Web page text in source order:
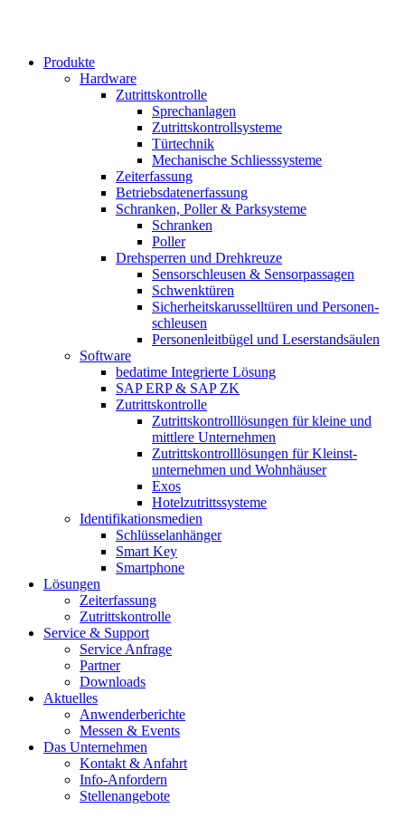
Produkte
Hardware
Zutrittskontrolle
Sprechanlagen
Zutrittskontrollsysteme
Türtechnik
Mechanische Schliesssysteme
Zeiterfassung
Betriebsdaten­erfassung
Schranken, Poller & Parksysteme
Schranken
Poller
Drehsperren und Drehkreuze
Sensorschleusen & Sensorpassagen
Schwenktüren
Sicherheits­karussell­türen und Personen­
schleusen
Personenleitbügel und Leserstandsäulen
Software
bedatime Integrierte Lösung
SAP ERP & SAP ZK
Zutrittskontrolle
Zutrittskontroll­lösungen für kleine und
mittlere Unternehmen
Zutrittskontroll­lösungen für Kleinst­
unternehmen und Wohnhäuser
Exos
Hotelzutrittssysteme
Identifikations­medien
Schlüsselanhänger
Smart Key
Smartphone
Lösungen
Zeiterfassung
Zutrittskontrolle
Service & Support
Service Anfrage
Partner
Downloads
Aktuelles
Anwenderberichte
Messen & Events
Das Unternehmen
Kontakt & Anfahrt
Info-Anfordern
Stellenangebote